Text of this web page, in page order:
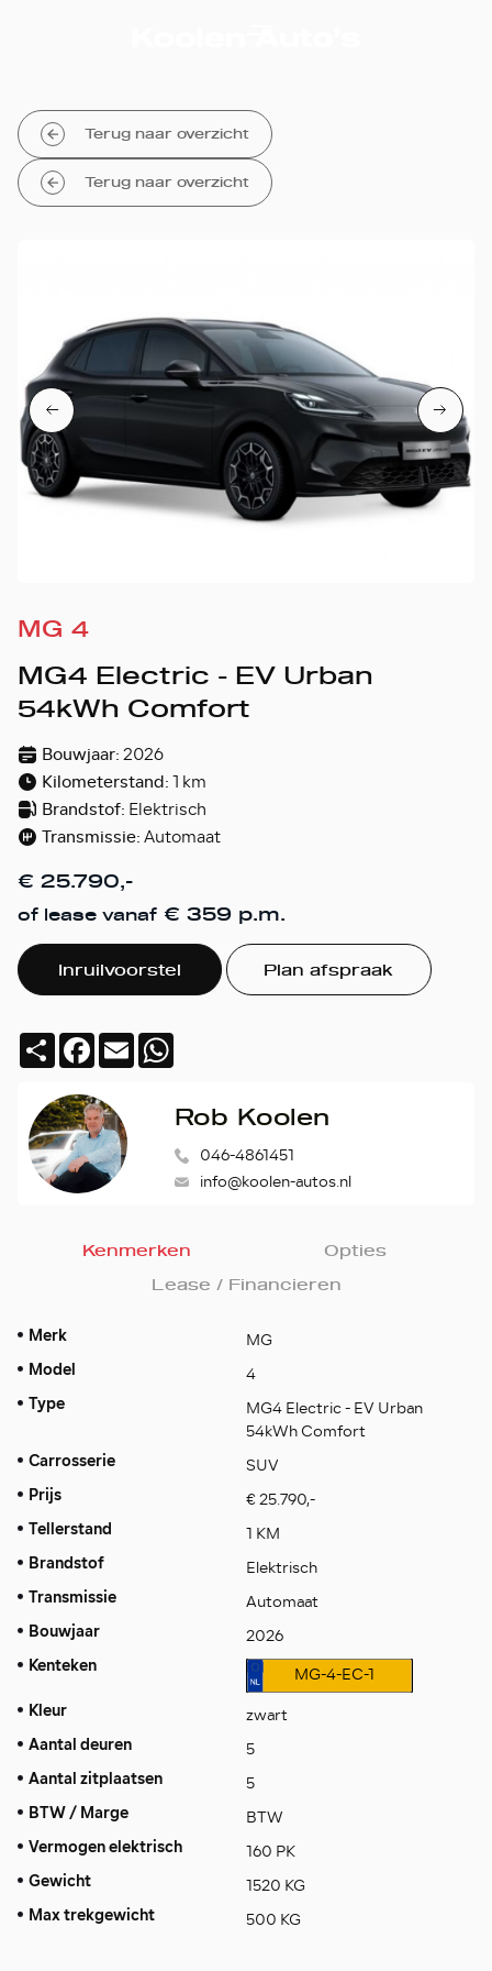
Terug naar overzicht
Terug naar overzicht
MG 4
MG4 Electric - EV Urban
54kWh Comfort
Bouwjaar:2026
Kilometerstand:1 km
Brandstof: Elektrisch
Transmissie:Automaat
€ 25.790,-
of lease vanaf € 359 p.m.
Inruilvoorstel Plan afspraak
DeelFacebook
Email
Rob Koolen
046-4861451
info@koolen-autos.nl
Kenmerken
Opties
Lease / Financieren
Merk MG
Model 4
Type
MG4 Electric - EV Urban
54kWh Comfort
Carrosserie SUV
Prijs € 25.790,-
Tellerstand 1 KM
Brandstof Elektrisch
Transmissie Automaat
Bouwjaar 2026
Kenteken MG-4-EC-1
Kleur zwart
Aantal deuren 5
Aantal zitplaatsen 5
BTW / Marge BTW
Vermogen elektrisch 160 PK
Gewicht 1520 KG
Max trekgewicht 500 KG